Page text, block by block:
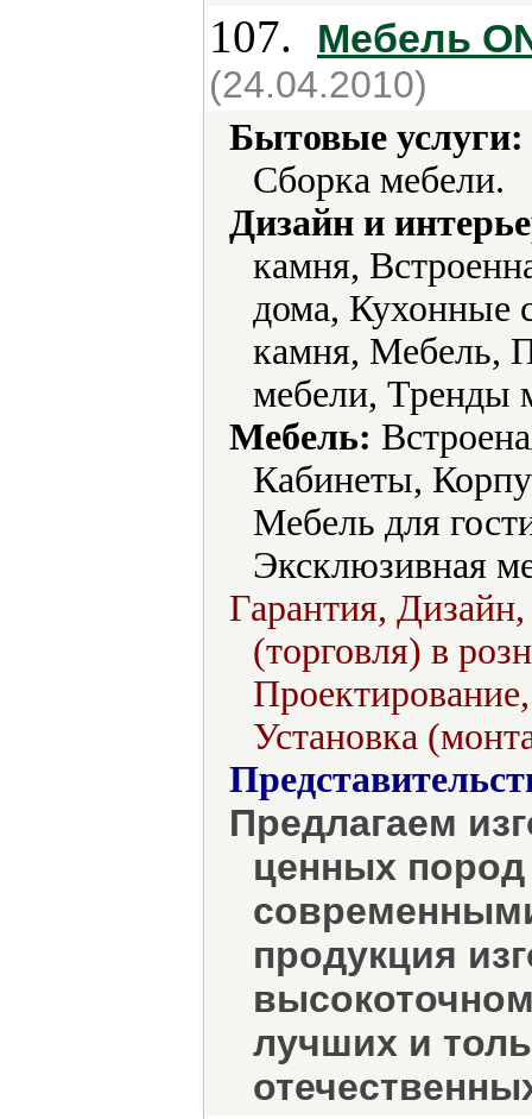
107. Мебель
(24.04.2010)
Бытовые услуги:
Сборка мебели.
Дизайн и
камня,
дома, Кухонные
камня, Мебель,
мебели, Тренды
Мебель:
Кабинеты,
Мебель для
Эксклюзивная
Гарантия,
(торговля) в
Установка
Предлагаем
ценных
продукция
лучших и